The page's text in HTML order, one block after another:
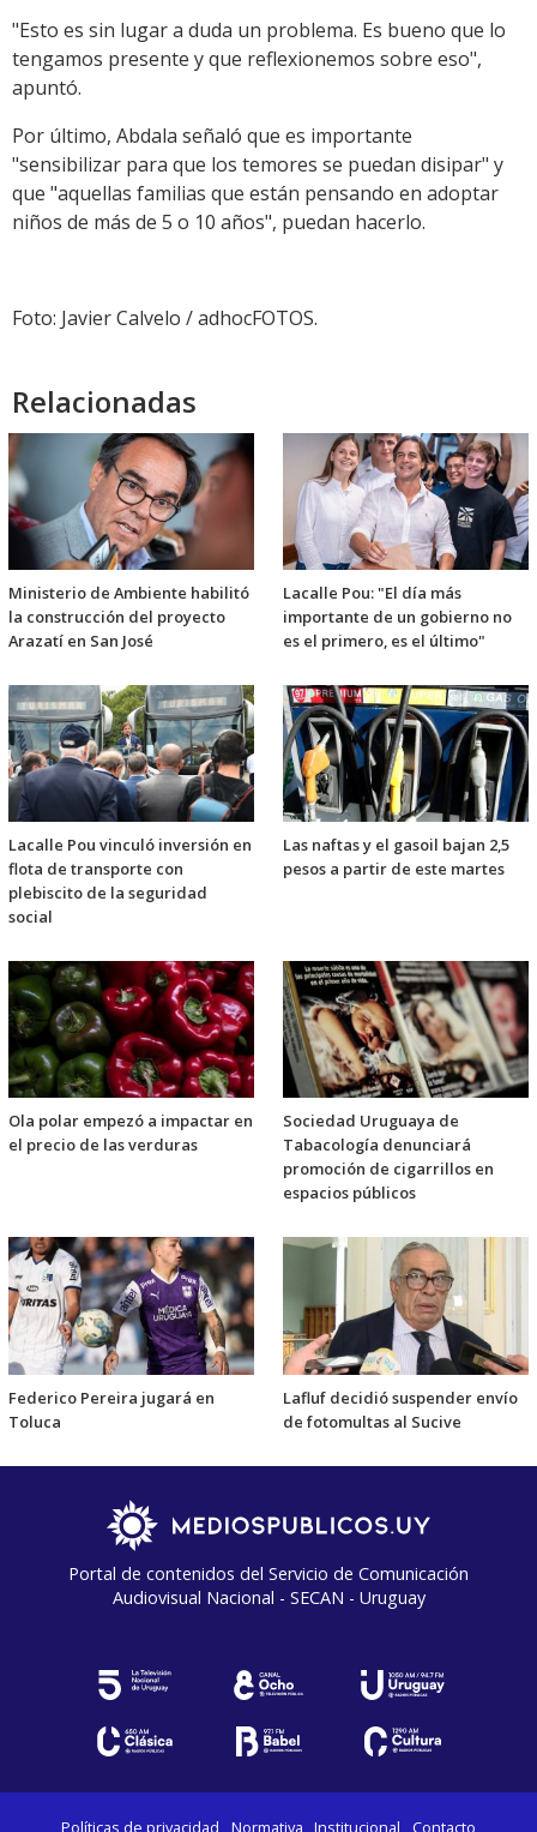
"Esto es sin lugar a duda un problema. Es bueno que lo
tengamos presente y que reflexionemos sobre eso",
apuntó.
Por último, Abdala señaló que es importante
"sensibilizar para que los temores se puedan disipar" y
que "aquellas familias que están pensando en adoptar
niños de más de 5 o 10 años", puedan hacerlo.
Foto: Javier Calvelo / adhocFOTOS.
Relacionadas
Ministerio de Ambiente habilitó
la construcción del proyecto
Arazatí en San José
Lacalle Pou: "El día más
importante de un gobierno no
es el primero, es el último"
Lacalle Pou vinculó inversión en
flota de transporte con
plebiscito de la seguridad
social
Las naftas y el gasoil bajan 2,5
pesos a partir de este martes
Ola polar empezó a impactar en
el precio de las verduras
Sociedad Uruguaya de
Tabacología denunciará
promoción de cigarrillos en
espacios públicos
Federico Pereira jugará en
Toluca
Lafluf decidió suspender envío
de fotomultas al Sucive
Portal de contenidos del Servicio de Comunicación
Audiovisual Nacional - SECAN - Uruguay
Políticas de privacidad Normativa Institucional Contacto